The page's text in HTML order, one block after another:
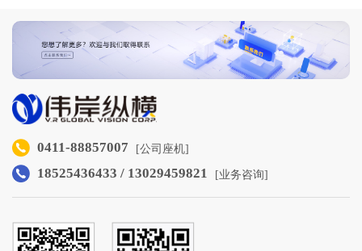
0411-88857007 [公司座机]
18525436433 / 13029459821 [业务咨询]